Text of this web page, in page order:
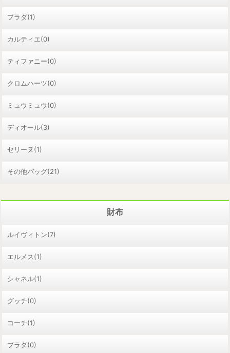
プラダ(1)
カルティエ(0)
ティファニー(0)
クロムハーツ(0)
ミュウミュウ(0)
ディオール(3)
セリーヌ(1)
その他バッグ(21)
財布
ルイヴィトン(7)
エルメス(1)
シャネル(1)
グッチ(0)
コーチ(1)
プラダ(0)